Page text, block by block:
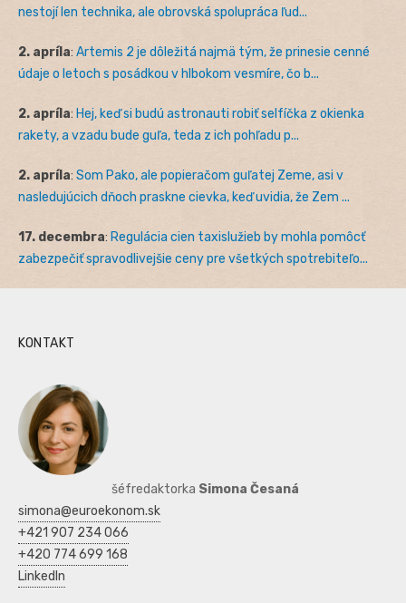
nestojí len technika, ale obrovská spolupráca ľud...
2. apríla: Artemis 2 je dôležitá najmä tým, že prinesie cenné
údaje o letoch s posádkou v hlbokom vesmíre, čo b...
2. apríla: Hej, keď si budú astronauti robiť selfíčka z okienka
rakety, a vzadu bude guľa, teda z ich pohľadu p...
2. apríla: Som Pako, ale popieračom guľatej Zeme, asi v
nasledujúcich dňoch praskne cievka, keď uvidia, že Zem ...
17. decembra: Regulácia cien taxislužieb by mohla pomôcť
zabezpečiť spravodlivejšie ceny pre všetkých spotrebiteľo...
KONTAKT
šéfredaktorka Simona Česaná
simona@euroekonom.sk
+421 907 234 066
+420 774 699 168
LinkedIn